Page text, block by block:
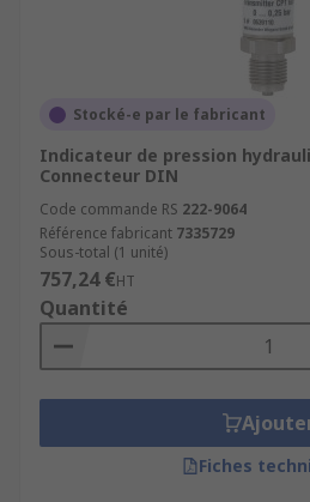
Stocké-e par le fabricant
Indicateur de pression
Connecteur DIN
Code commande RS 222-9064
Référence fabricant 7335729
Sous-total (1 unité)
757,24 €HT
Quantité
Fiches